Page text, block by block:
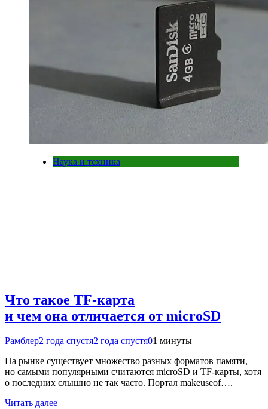
Наука и техника
Что такое TF-карта
и чем она отличается от microSD
Рамблер2 года спустя2 года спустя01 минуты
На рынке существует множество разных форматов памяти,
но самыми популярными считаются microSD и TF-карты, хотя
о последних слышно не так часто. Портал makeuseof….
Читать далее